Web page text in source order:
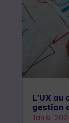
L’UX
gestion
Jan 6,